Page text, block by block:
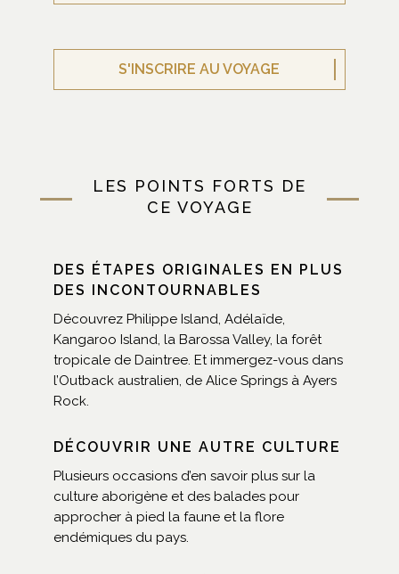
S'INSCRIRE AU VOYAGE
LES POINTS FORTS DE
CE VOYAGE
DES ÉTAPES ORIGINALES EN PLUS
DES INCONTOURNABLES
Découvrez Philippe Island, Adélaïde,
Kangaroo Island, la Barossa Valley, la forêt
tropicale de Daintree. Et immergez-vous dans
l’Outback australien, de Alice Springs à Ayers
Rock.
DÉCOUVRIR UNE AUTRE CULTURE
Plusieurs occasions d’en savoir plus sur la
culture aborigène et des balades pour
approcher à pied la faune et la flore
endémiques du pays.